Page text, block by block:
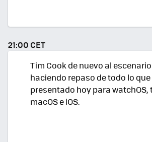
21:00 CET
Tim Cook de nuevo al escenario
haciendo repaso de todo lo
presentado hoy para watchOS,
macOS e iOS.